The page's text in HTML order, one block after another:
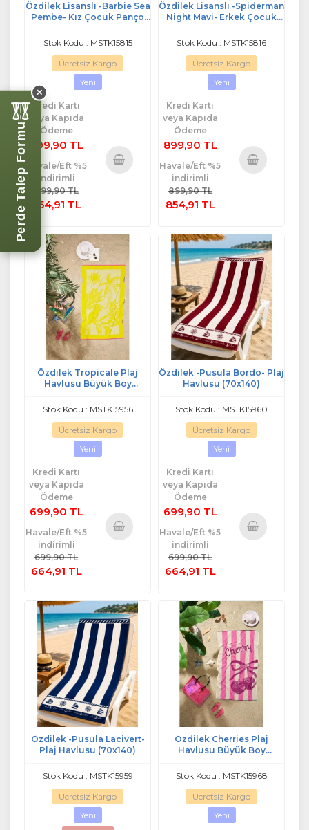
Özdilek Lisanslı -Barbie Sea
Pembe- Kız Çocuk Panço
Stok Kodu : MSTK15815
Ücretsiz Kargo
Yeni
Kredi Kartı
veya Kapıda
Ödeme
899,90 TL
Havale/Eft %5
indirimli
899,90 TL
854,91 TL
Özdilek Lisanslı -Spiderman
Night Mavi- Erkek Çocuk
Stok Kodu : MSTK15816
Ücretsiz Kargo
Yeni
Kredi Kartı
veya Kapıda
Ödeme
899,90 TL
Havale/Eft %5
indirimli
899,90 TL
854,91 TL
Özdilek Tropicale Plaj
Havlusu Büyük Boy
Stok Kodu : MSTK15956
Ücretsiz Kargo
Yeni
Kredi Kartı
veya Kapıda
Ödeme
699,90 TL
Havale/Eft %5
indirimli
699,90 TL
664,91 TL
Özdilek -Pusula Bordo- Plaj
Havlusu (70x140)
Stok Kodu : MSTK15960
Ücretsiz Kargo
Yeni
Kredi Kartı
veya Kapıda
Ödeme
699,90 TL
Havale/Eft %5
indirimli
699,90 TL
664,91 TL
Özdilek -Pusula Lacivert-
Plaj Havlusu (70x140)
Stok Kodu : MSTK15959
Ücretsiz Kargo
Yeni
Özdilek Cherries Plaj
Havlusu Büyük Boy
Stok Kodu : MSTK15968
Ücretsiz Kargo
Yeni
Perde Talep Formu
✕